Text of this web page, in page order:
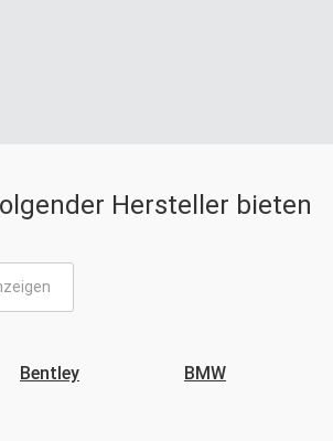
Hersteller bieten
Bentley BMW